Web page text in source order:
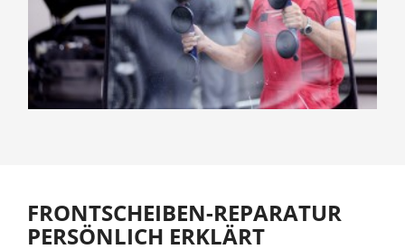
FRONTSCHEIBEN-REPARATUR
PERSÖNLICH ERKLÄRT